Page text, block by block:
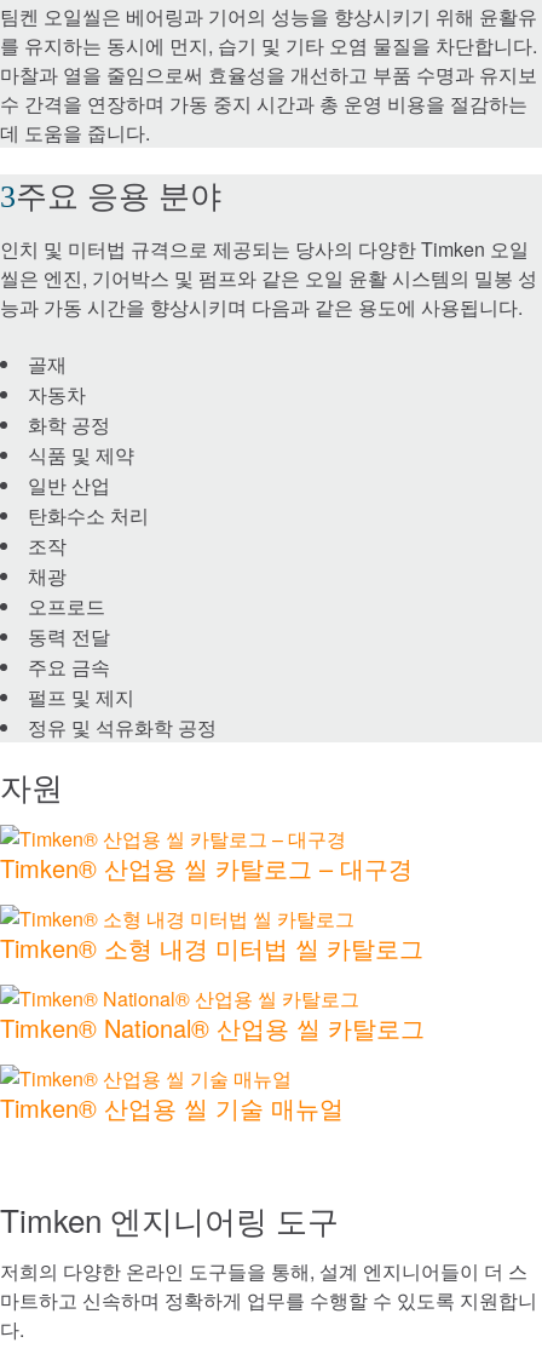
브레이크 및 클러치
기어 및 구동 시스템
산업용 기어
정밀 기어
발전 및 재생 에너지
선박
자동화, 로봇공학 및 산업 기계
채광
모든 시장 둘러보기
모든 카탈로그 및 자료 살펴보기
팀켄 오일씰은 베어링과 기어의 성능을 향상시키기 위해 윤활유
를 유지하는 동시에 먼지, 습기 및 기타 오염 물질을 차단합니다.
마찰과 열을 줄임으로써 효율성을 개선하고 부품 수명과 유지보
수 간격을 연장하며 가동 중지 시간과 총 운영 비용을 절감하는
데 도움을 줍니다.
주요 응용 분야
인치 및 미터법 규격으로 제공되는 당사의 다양한 Timken 오일
씰은 엔진, 기어박스 및 펌프와 같은 오일 윤활 시스템의 밀봉 성
능과 가동 시간을 향상시키며 다음과 같은 용도에 사용됩니다.
골재
자동차
화학 공정
식품 및 제약
일반 산업
탄화수소 처리
조작
채광
오프로드
동력 전달
주요 금속
펄프 및 제지
정유 및 석유화학 공정
자원
Timken® 산업용 씰 카탈로그 – 대구경
Timken® 소형 내경 미터법 씰 카탈로그
Timken® National® 산업용 씰 카탈로그
Timken® 산업용 씰 기술 매뉴얼
Timken 엔지니어링 도구
저희의 다양한 온라인 도구들을 통해, 설계 엔지니어들이 더 스
마트하고 신속하며 정확하게 업무를 수행할 수 있도록 지원합니
다.